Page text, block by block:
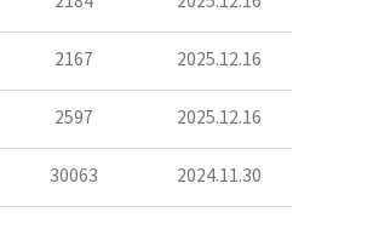
2167 2025.12.16
2597 2025.12.16
30063 2024.11.30